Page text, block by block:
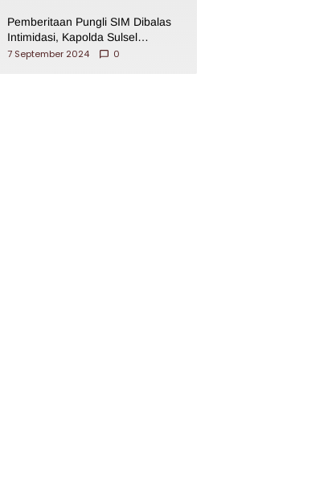
Pemberitaan Pungli SIM Dibalas
Intimidasi, Kapolda Sulsel
Dikecam PJI Sulsel
7 September 2024 0